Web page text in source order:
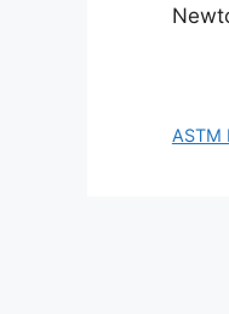
ASTM